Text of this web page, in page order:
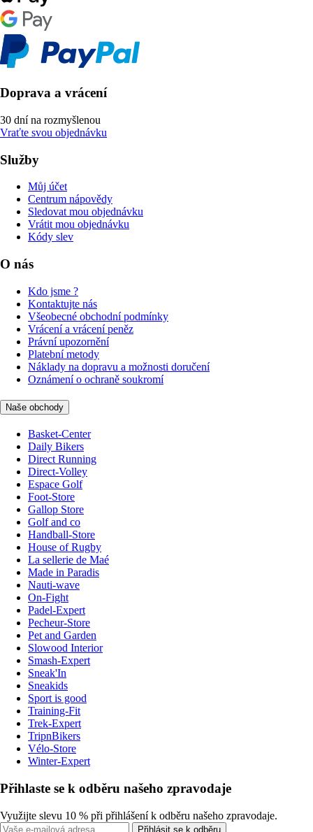
Doprava a vrácení
30 dní na rozmyšlenou
Vraťte svou objednávku
Služby
Můj účet
Centrum nápovědy
Sledovat mou objednávku
Vrátit mou objednávku
Kódy slev
O nás
Kdo jsme ?
Kontaktujte nás
Všeobecné obchodní podmínky
Vrácení a vrácení peněz
Právní upozornění
Platební metody
Náklady na dopravu a možnosti doručení
Oznámení o ochraně soukromí
Naše obchody
Basket-Center
Daily Bikers
Direct Running
Direct-Volley
Espace Golf
Foot-Store
Gallop Store
Golf and co
Handball-Store
House of Rugby
La sellerie de Maé
Made in Paradis
Nauti-wave
On-Fight
Padel-Expert
Pecheur-Store
Pet and Garden
Slowood Interior
Smash-Expert
Sneak'In
Sneakids
Sport is good
Training-Fit
Trek-Expert
TripnBikers
Vélo-Store
Winter-Expert
Přihlaste se k odběru našeho zpravodaje
Využijte slevu 10 % při přihlášení k odběru našeho zpravodaje.
Přihlásit se k odběru